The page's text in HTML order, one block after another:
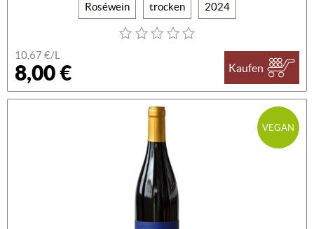
Roséwein trocken 2024
10,67 €/L
8,00 € Kaufen
VEGAN